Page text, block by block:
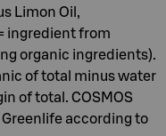
Limon Oil,
ingredient from
organic ingredients).
of total minus water
of total. COSMOS
according to